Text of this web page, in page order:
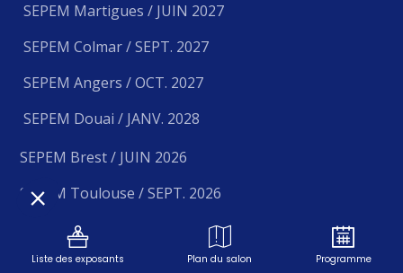
SEPEM Martigues / JUIN 2027
SEPEM Colmar / SEPT. 2027
SEPEM Angers / OCT. 2027
SEPEM Douai / JANV. 2028
SEPEM Brest / JUIN 2026
SEPEM Toulouse / SEPT. 2026
SEPEM Grenoble / NOV. 2026
SEPEM Rouen / JANV. 2027
Liste des exposants Plan du salon Programme